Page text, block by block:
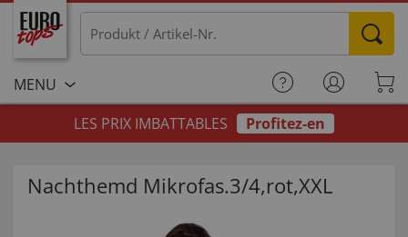
MENU
LES PRIX IMBATTABLES
Profitez-en
Nachthemd Mikrofas.3/4,rot,XXL